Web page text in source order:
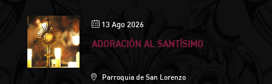
13 Ago 2026
ADORACIÓN AL SANTÍSIMO
Parroquia de San Lorenzo